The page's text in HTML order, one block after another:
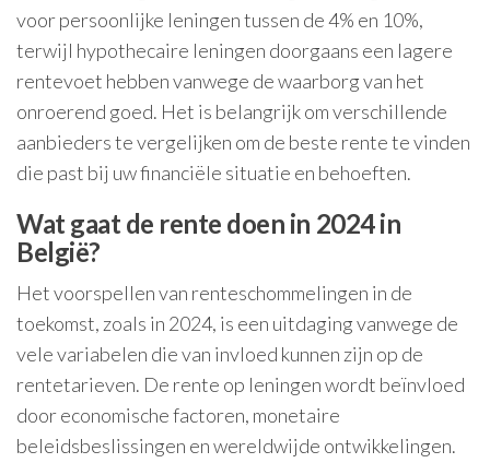
voor persoonlijke leningen tussen de 4% en 10%,
terwijl hypothecaire leningen doorgaans een lagere
rentevoet hebben vanwege de waarborg van het
onroerend goed. Het is belangrijk om verschillende
aanbieders te vergelijken om de beste rente te vinden
die past bij uw financiële situatie en behoeften.
Wat gaat de rente doen in 2024 in
België?
Het voorspellen van renteschommelingen in de
toekomst, zoals in 2024, is een uitdaging vanwege de
vele variabelen die van invloed kunnen zijn op de
rentetarieven. De rente op leningen wordt beïnvloed
door economische factoren, monetaire
beleidsbeslissingen en wereldwijde ontwikkelingen.